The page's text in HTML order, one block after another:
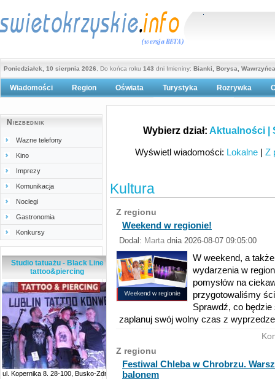
Poniedziałek, 10 sierpnia 2026 , Do końca roku 143 dni Imieniny: Bianki, Borysa, Wawrzyńca
Wiadomości Region Oświata Turystyka
Polityka prywatności
Rozrywka
Niezbednik
Wazne telefony
Kino
Imprezy
Komunikacja
Noclegi
Gastronomia
Konkursy
Studio tatuażu - Black Line
tattoo&piercing
ul. Kopernika 8. 28-100, Busko-Zdrój
Wybierz dział: Aktualności |
Wyświetl wiadomości: Lokalne| Z
Kultura
Z regionu
Weekend w regionie!
Dodal: Marta dnia 2026-08-07 09:05:00
W weekend, a
wydarzenia w
pomysłów na
przygotowaliśmy
Sprawdź, co będzie
zaplanuj swój wolny czas z
Z regionu
Festiwal Chleba w Chrobrzu.
balonem